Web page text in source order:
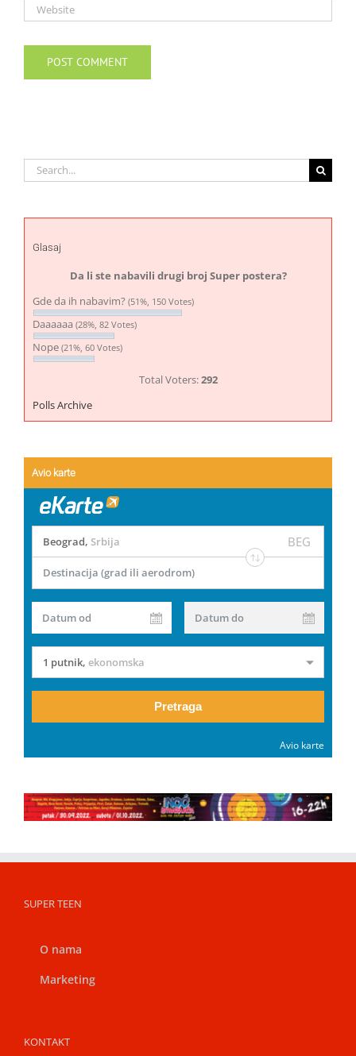
Search
for:
Glasaj
Da li ste nabavili drugi broj Super postera?
Gde da ih nabavim? (51%, 150 Votes)
Daaaaaa (28%, 82 Votes)
Nope (21%, 60 Votes)
Total Voters:292
Polls Archive
Avio karte
Beograd, Srbija BEG
Destinacija (grad ili aerodrom)
Datum od Datum do
1 putnik, ekonomska
Pretraga
Avio karte
SUPER TEEN
O nama
Marketing
KONTAKT